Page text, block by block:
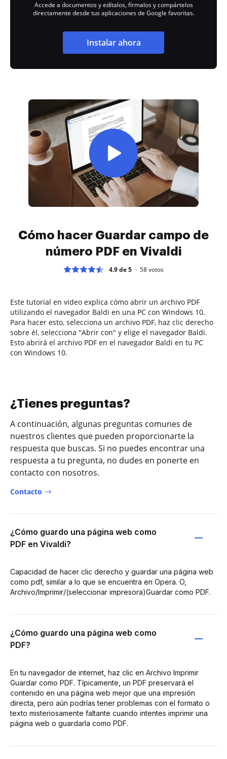
Accede a documentos y edítalos, fírmalos y compártelos
directamente desde tus aplicaciones de Google favoritas.
Instalar ahora
Cómo hacer Guardar campo de
número PDF en Vivaldi
4.9 de 5 58votos
Este tutorial en video explica cómo abrir un archivo PDF
utilizando el navegador Baldi en una PC con Windows 10.
Para hacer esto, selecciona un archivo PDF, haz clic derecho
sobre él, selecciona "Abrir con" y elige el navegador Baldi.
Esto abrirá el archivo PDF en el navegador Baldi en tu PC
con Windows 10.
¿Tienes preguntas?
A continuación, algunas preguntas comunes de
nuestros clientes que pueden proporcionarte la
respuesta que buscas. Si no puedes encontrar una
respuesta a tu pregunta, no dudes en ponerte en
contacto con nosotros.
Contacto
¿Cómo guardo una página web como
PDF en Vivaldi?
Capacidad de hacer clic derecho y guardar una página web
como pdf, similar a lo que se encuentra en Opera. O,
Archivo/Imprimir/(seleccionar impresora)Guardar como PDF.
¿Cómo guardo una página web como
PDF?
En tu navegador de internet, haz clic en Archivo Imprimir
Guardar como PDF. Típicamente, un PDF preservará el
contenido en una página web mejor que una impresión
directa, pero aún podrías tener problemas con el formato o
texto misteriosamente faltante cuando intentes imprimir una
página web o guardarla como PDF.